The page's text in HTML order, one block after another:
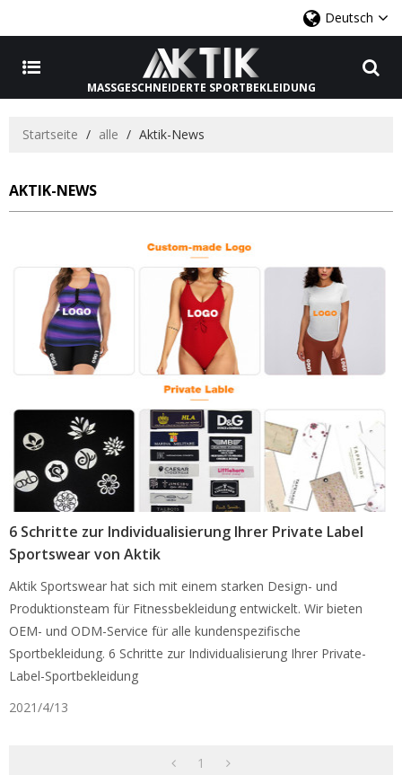
Deutsch
MASSGESCHNEIDERTE SPORTBEKLEIDUNG
Startseite / alle / Aktik-News
AKTIK-NEWS
6 Schritte zur Individualisierung Ihrer Private Label
Sportswear von Aktik
Aktik Sportswear hat sich mit einem starken Design- und
Produktionsteam für Fitnessbekleidung entwickelt. Wir bieten
OEM- und ODM-Service für alle kundenspezifische
Sportbekleidung. 6 Schritte zur Individualisierung Ihrer Private-
Label-Sportbekleidung
2021/4/13
1